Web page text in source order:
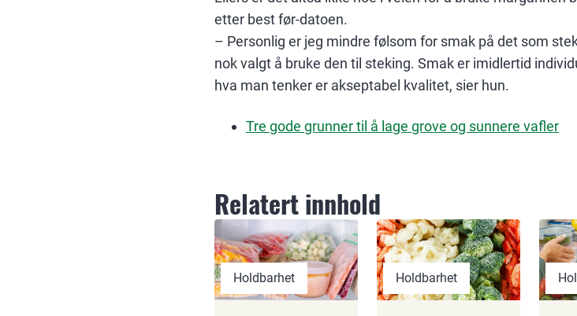
etter best før-datoen.
– Personlig er jeg mindre følsom for smak på det som
nok valgt å bruke den til steking. Smak er imidlertid
hva man tenker er akseptabel kvalitet, sier hun.
Tre gode grunner til å lage grove og sunnere vafler
Relatert innhold
Holdbarhet Holdbarhet